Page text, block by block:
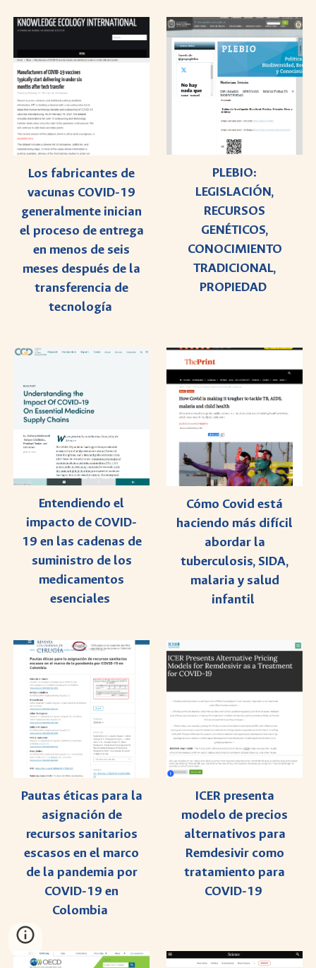
Los fabricantes de
vacunas COVID-19
generalmente inician
el proceso de entrega
en menos de seis
meses después de la
transferencia de
tecnología
PLEBIO:
LEGISLACIÓN,
RECURSOS
GENÉTICOS,
CONOCIMIENTO
TRADICIONAL,
PROPIEDAD
Entendiendo el
impacto de COVID-
19 en las cadenas de
suministro de los
medicamentos
esenciales
Cómo Covid está
haciendo más difícil
abordar la
tuberculosis, SIDA,
malaria y salud
infantil
Pautas éticas para la
asignación de
recursos sanitarios
escasos en el marco
de la pandemia por
COVID-19 en
Colombia
ICER presenta
modelo de precios
alternativos para
Remdesivir como
tratamiento para
COVID-19